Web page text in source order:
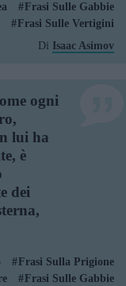
Frasi Sulle Gabbie
Frasi Sulle Vertigini
Di Isaac Asimov
ogni
lui ha
è
dei
Frasi Sulla Prigione
Frasi Sulle Gabbie